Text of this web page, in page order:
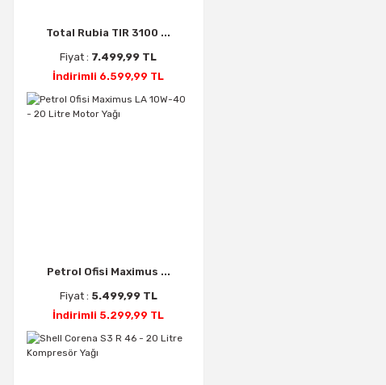
Total Rubia TIR 3100 ...
Fiyat : 7.499,99 TL
İndirimli 6.599,99 TL
Petrol Ofisi Maximus ...
Fiyat : 5.499,99 TL
İndirimli 5.299,99 TL